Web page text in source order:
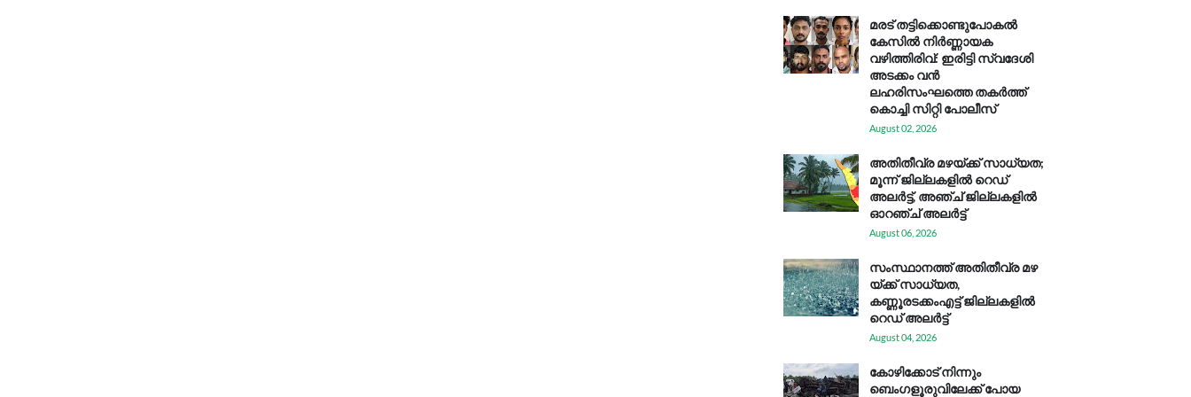
മരട് തട്ടിക്കൊണ്ടുപോകൽ
കേസിൽ നിർണ്ണായക
വഴിത്തിരിവ്: ഇരിട്ടി സ്വദേശി
അടക്കം വൻ
ലഹരിസംഘത്തെ തകർത്ത്
കൊച്ചി സിറ്റി പോലീസ്
August 02, 2026
അതിതീവ്ര മഴയ്ക്ക് സാധ്യത;
മൂന്ന് ജില്ലകളിൽ റെഡ്
അലർട്ട്, അഞ്ച് ജില്ലകളിൽ
ഓറഞ്ച് അലർട്ട്
August 06, 2026
സം​സ്ഥാ​ന​ത്ത് അ​തി​തീ​വ്ര മ​ഴ​
യ്ക്ക് സാ​ധ്യ​ത,
കണ്ണൂരടക്കംഎ​ട്ട് ജി​ല്ല​ക​ളി​ൽ
റെ​ഡ് അ​ലർ​ട്ട്
August 04, 2026
കോഴിക്കോട് നിന്നും
ബെംഗളൂരുവിലേക്ക് പോയ